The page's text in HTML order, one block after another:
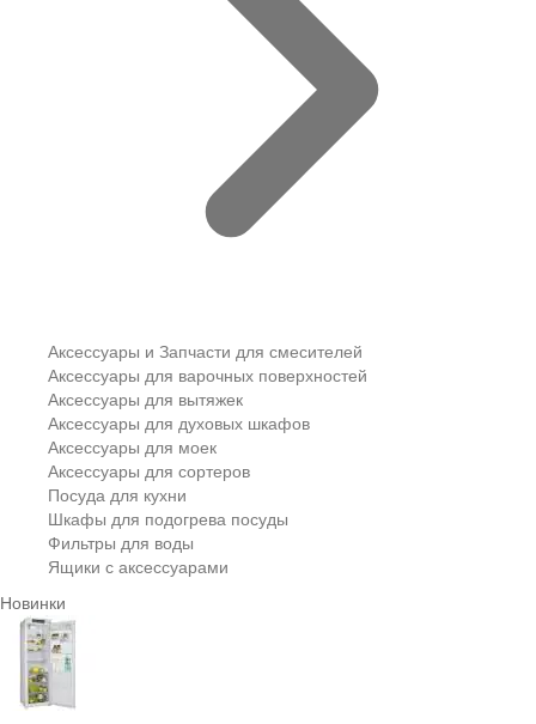
Аксессуары и Запчасти для смесителей
Аксессуары для варочных поверхностей
Аксессуары для вытяжек
Аксессуары для духовых шкафов
Аксессуары для моек
Аксессуары для сортеров
Посуда для кухни
Шкафы для подогрева посуды
Фильтры для воды
Ящики с аксессуарами
Новинки